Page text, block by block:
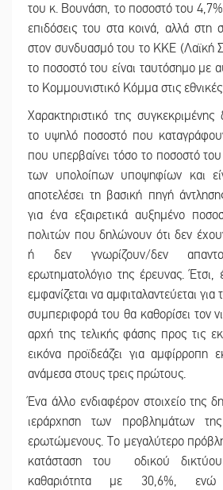
του κ. Βουνάση, το ποσοστό του 4,7%
επιδόσεις του στα κοινά, αλλά στη
στον συνδυασμό του το ΚΚΕ (Λαϊκή
το ποσοστό του είναι ταυτόσημο με
το Κομμουνιστικό Κόμμα στις
Χαρακτηριστικό της συγκεκριμένης
το υψηλό ποσοστό που
που υπερβαίνει τόσο το ποσοστό
των υπολοίπων υποψηφίων και
αποτελέσει τη βασική πηγή
για ένα εξαιρετικά αυξημένο
πολιτών που δηλώνουν ότι δεν
ή δεν γνωρίζουν/δεν
ερωτηματολόγιο της έρευνας. Έτσι,
εμφανίζεται να αμφιταλαντεύεται για
συμπεριφορά του θα καθορίσει τον
αρχή της τελικής φάσης προς τις
εικόνα προϊδεάζει για αμφίρροπη
ανάμεσα στους τρεις πρώτους.
Ένα άλλο ενδιαφέρον στοιχείο της
ιεράρχηση των προβλημάτων
ερωτώμενους. Το μεγαλύτερο
κατάσταση του οδικού
καθαριότητα με 30,6%,